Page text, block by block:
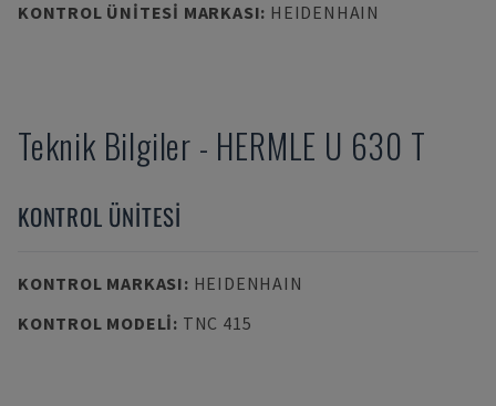
KONTROL ÜNITESI MARKASI: HEIDENHAIN
Teknik Bilgiler - HERMLE U 630 T
KONTROL ÜNITESI
KONTROL MARKASI: HEIDENHAIN
KONTROL MODELI: TNC 415